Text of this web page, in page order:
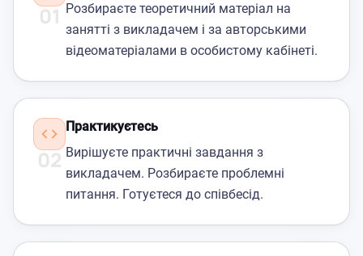
01 Розбираєте теоретичний матеріал на
занятті з викладачем і за авторськими
відеоматеріалами в особистому кабінеті.
02
Практикуєтесь
Вирішуєте практичні завдання з
викладачем. Розбираєте проблемні
питання. Готуєтеся до співбесід.